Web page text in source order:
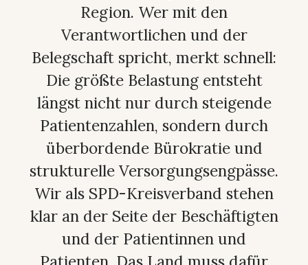
Region. Wer mit den
Verantwortlichen und der
Belegschaft spricht, merkt schnell:
Die größte Belastung entsteht
längst nicht nur durch steigende
Patientenzahlen, sondern durch
überbordende Bürokratie und
strukturelle Versorgungsengpässe.
Wir als SPD-Kreisverband stehen
klar an der Seite der Beschäftigten
und der Patientinnen und
Patienten. Das Land muss dafür